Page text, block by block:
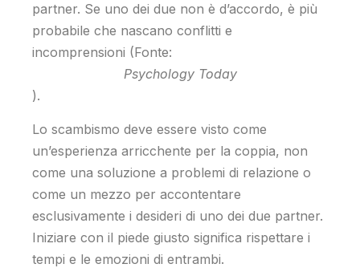
partner. Se uno dei due non è d’accordo, è più
probabile che nascano conflitti e
incomprensioni (Fonte:
Psychology Today
).
Lo scambismo deve essere visto come
un’esperienza arricchente per la coppia, non
come una soluzione a problemi di relazione o
come un mezzo per accontentare
esclusivamente i desideri di uno dei due partner.
Iniziare con il piede giusto significa rispettare i
tempi e le emozioni di entrambi.